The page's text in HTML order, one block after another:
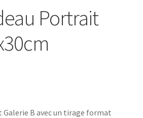
Portrait
B avec un tirage format